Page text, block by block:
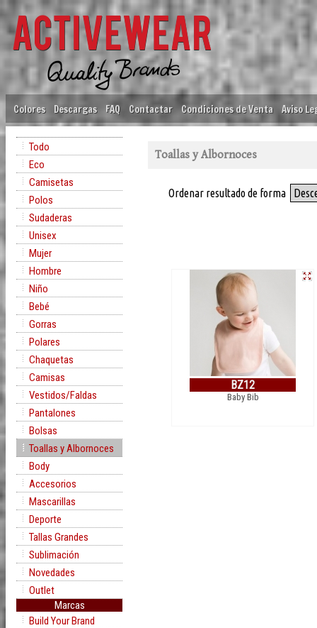
Colores Descargas FAQ Contactar Condiciones de Venta Aviso
Todo
Eco
Camisetas
Polos
Sudaderas
Unisex
Mujer
Hombre
Niño
Bebé
Gorras
Polares
Chaquetas
Camisas
Vestidos/Faldas
Pantalones
Bolsas
Toallas y Albornoces
Body
Accesorios
Mascarillas
Deporte
Tallas Grandes
Sublimación
Novedades
Outlet
Marcas
Build Your Brand
Toallas y Albornoces
Ordenar resultado de forma
BZ12
Baby Bib